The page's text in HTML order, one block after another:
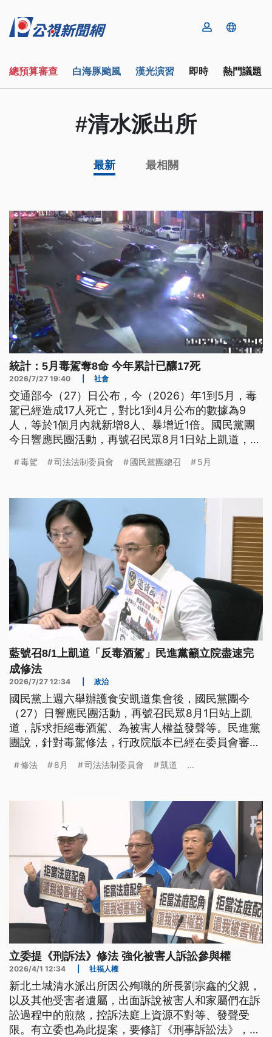
總預算審查 白海豚颱風 漢光演習 即時 熱門議題
#清水派出所
最新 最相關
統計：5月毒駕奪8命 今年累計已釀17死
2026/7/27 19:40 社會
交通部今（27）日公布，今（2026）年1到5月，毒
駕已經造成17人死亡，對比1到4月公布的數據為9
人，等於1個月內就新增8人、暴增近1倍。國民黨團
今日響應民團活動，再號召民眾8月1日站上凱道，訴
說，針對毒駕修法，行政院版本已經在委員會審查
毒駕 司法法制委員會 國民黨團總召 5月
藍號召8/1上凱道「反毒酒駕」民進黨籲立院盡速完
成修法
2026/7/27 12:34 政治
國民黨上週六舉辦護食安凱道集會後，國民黨團今
（27）日響應民團活動，再號召民眾8月1日站上凱
道，訴求拒絕毒酒駕、為被害人權益發聲等。民進黨
團說，針對毒駕修法，行政院版本已經在委員會審查
修法 8月 司法法制委員會 凱道 ...
立委提《刑訴法》修法 強化被害人訴訟參與權
2026/4/1 12:34 社福人權
新北土城清水派出所因公殉職的所長劉宗鑫的父親，
以及其他受害者遺屬，出面訴說被害人和家屬們在訴
訟過程中的煎熬，控訴法庭上資源不對等、發聲受
限。有立委也為此提案，要修訂《刑事訴訟法》，強